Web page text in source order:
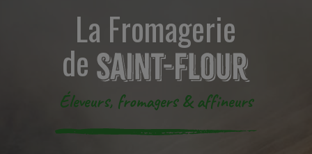
La Fromagerie
de
Éleveurs, fromagers & affineurs